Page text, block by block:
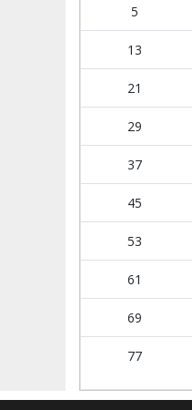
5
13
21
29
37
45
53
61
69
77